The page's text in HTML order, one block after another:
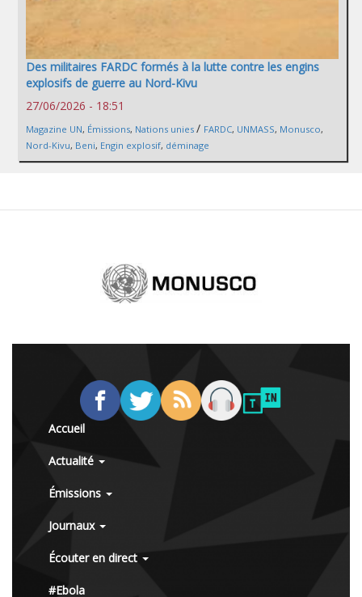
Des militaires FARDC formés à la lutte contre les engins
explosifs de guerre au Nord-Kivu
27/06/2026 - 18:51
Magazine UN, Émissions, Nations unies / FARDC, UNMASS, Monusco,
Nord-Kivu, Beni, Engin explosif, déminage
Accueil
Actualité
Émissions
Journaux
Écouter en direct
#Ebola